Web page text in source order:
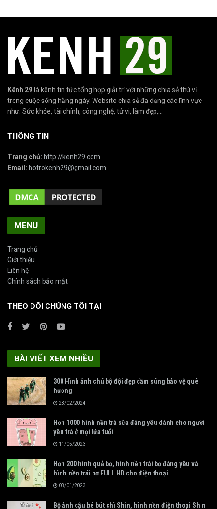
Kênh 29là kênh tin tức tổng hợp giải trí với những chia sẻ thú vị
trong cuộc sống hằng ngày. Website chia sẻ đa dạng các lĩnh vực
như: Sức khỏe, tài chính, công nghệ, tử vi, làm đẹp,...
THÔNG TIN
Trang chủ: http://kenh29.com
Email: hotrokenh29@gmail.com
MENU
Trang chủ
Giới thiệu
Liên hệ
Chính sách bảo mật
THEO DÕI CHÚNG TÔI TẠI
BÀI VIẾT XEM NHIỀU
300 Hình ảnh chú bộ đội đẹp cầm súng bảo vệ quê
hương
23/02/2024
Hơn 1000 hình nền trà sữa đáng yêu dành cho người
yêu trà ở mọi lứa tuổi
11/05/2023
Hơn 200 hình quả bơ, hình nền trái bơ đáng yêu và
hình nền trái bơ FULL HD cho điện thoại
03/01/2023
Bộ ảnh cậu bé bút chì Shin, hình nền điện thoại Shin